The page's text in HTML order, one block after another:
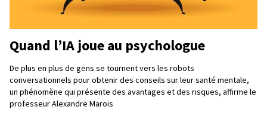
Quand l’IA joue au psychologue
De plus en plus de gens se tournent vers les robots
conversationnels pour obtenir des conseils sur leur santé mentale,
un phénomène qui présente des avantages et des risques, affirme le
professeur Alexandre Marois